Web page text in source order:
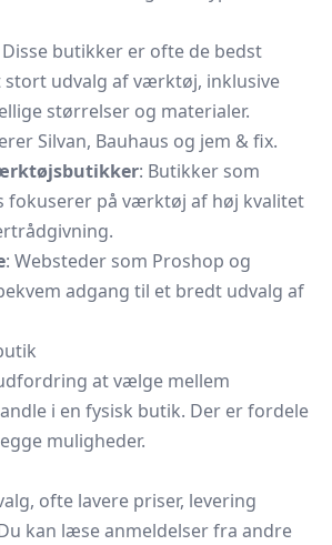
Disse butikker er ofte de bedst
stort udvalg af værktøj, inklusive
størrelser og materialer.
Silvan, Bauhaus og jem & fix.
: Butikker som
fokuserer på værktøj af høj kvalitet
: Websteder som Proshop og
adgang til et bredt udvalg af
at vælge mellem
i en fysisk butik. Der er fordele
muligheder.
ofte lavere priser, levering
kan læse anmeldelser fra andre